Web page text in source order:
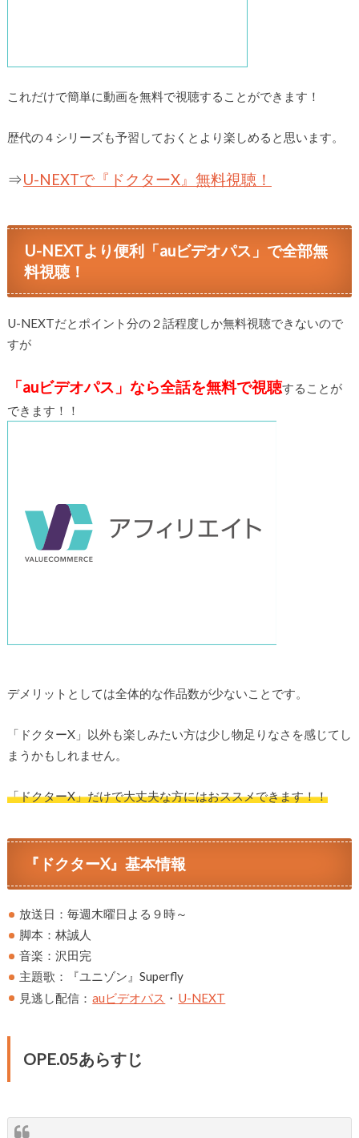
これだけで簡単に動画を無料で視聴することができます！
歴代の４シリーズも予習しておくとより楽しめると思います。
⇒U-NEXTで『ドクターX』無料視聴！
U-NEXTより便利「auビデオパス」で全部無
料視聴！
U-NEXTだとポイント分の２話程度しか無料視聴できないので
すが
「auビデオパス」なら全話を無料で視聴することが
できます！！
デメリットとしては全体的な作品数が少ないことです。
「ドクターX」以外も楽しみたい方は少し物足りなさを感じてし
まうかもしれません。
「ドクターX」だけで大丈夫な方にはおススメできます！！
『ドクターX』基本情報
放送日：毎週木曜日よる９時～
脚本：林誠人
音楽：沢田完
主題歌：『ユニゾン』Superfly
見逃し配信： auビデオパス ・ U-NEXT
OPE.05あらすじ